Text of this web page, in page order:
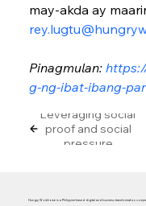
may-akda ay
Pinagmulan:
g-ng-ibat-ibang-
Leveraging social
proof and social
pressure
Hungry Workhorse is a Philippine-based digital and business transformation